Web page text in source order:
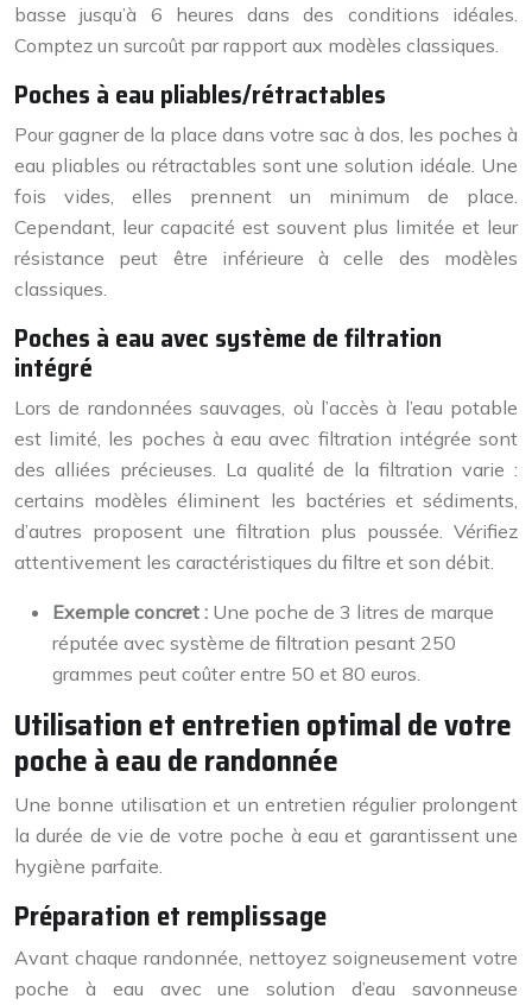
basse jusqu’à 6 heures dans des conditions idéales.
Comptez un surcoût par rapport aux modèles classiques.
Poches à eau pliables/rétractables
Pour gagner de la place dans votre sac à dos, les poches à
eau pliables ou rétractables sont une solution idéale. Une
fois vides, elles prennent un minimum de place.
Cependant, leur capacité est souvent plus limitée et leur
résistance peut être inférieure à celle des modèles
classiques.
Poches à eau avec système de filtration
intégré
Lors de randonnées sauvages, où l’accès à l’eau potable
est limité, les poches à eau avec filtration intégrée sont
des alliées précieuses. La qualité de la filtration varie :
certains modèles éliminent les bactéries et sédiments,
d’autres proposent une filtration plus poussée. Vérifiez
attentivement les caractéristiques du filtre et son débit.
Exemple concret : Une poche de 3 litres de marque
réputée avec système de filtration pesant 250
grammes peut coûter entre 50 et 80 euros.
Utilisation et entretien optimal de votre
poche à eau de randonnée
Une bonne utilisation et un entretien régulier prolongent
la durée de vie de votre poche à eau et garantissent une
hygiène parfaite.
Préparation et remplissage
Avant chaque randonnée, nettoyez soigneusement votre
poche à eau avec une solution d’eau savonneuse